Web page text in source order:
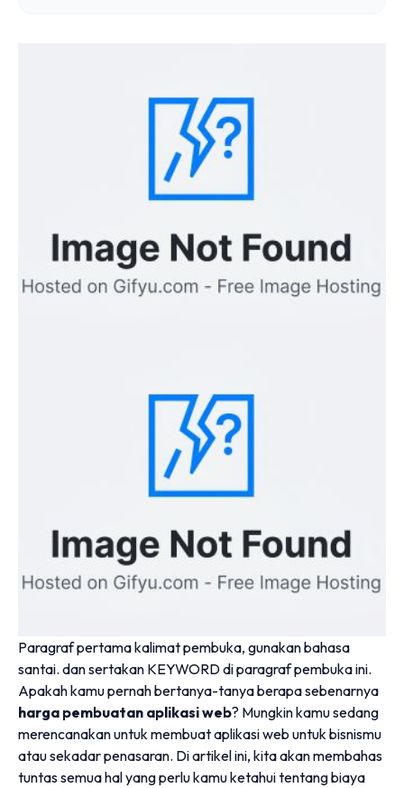
Paragraf pertama kalimat pembuka, gunakan bahasa
santai. dan sertakan KEYWORD di paragraf pembuka ini.
Apakah kamu pernah bertanya-tanya berapa sebenarnya
harga pembuatan aplikasi web? Mungkin kamu sedang
merencanakan untuk membuat aplikasi web untuk bisnismu
atau sekadar penasaran. Di artikel ini, kita akan membahas
tuntas semua hal yang perlu kamu ketahui tentang biaya